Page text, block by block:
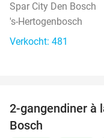
Spar City Den Bosch
's-Hertogenbosch
Verkocht: 481
2-gangendiner à
Bosch